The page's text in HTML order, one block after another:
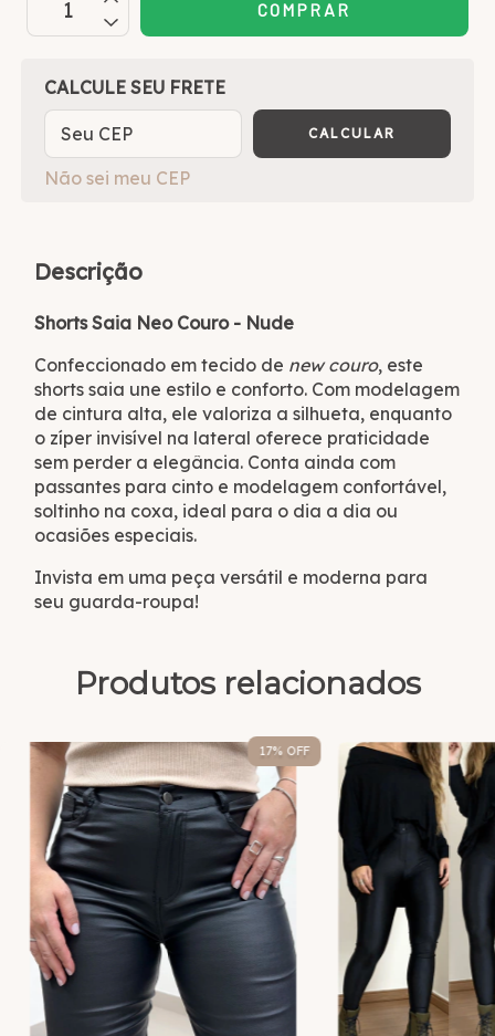
OPÇÕES DE FRETE
CALCULE SEU FRETE
CALCULAR
Não sei meu CEP
Descrição
Shorts Saia Neo Couro - Nude
Confeccionado em tecido de new couro, este
shorts saia une estilo e conforto. Com modelagem
de cintura alta, ele valoriza a silhueta, enquanto
o zíper invisível na lateral oferece praticidade
sem perder a elegância. Conta ainda com
passantes para cinto e modelagem confortável,
soltinho na coxa, ideal para o dia a dia ou
ocasiões especiais.
Invista em uma peça versátil e moderna para
seu guarda-roupa!
Produtos relacionados
17% OFF